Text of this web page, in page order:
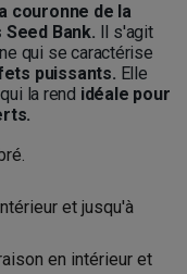
couronne de la
Bank. Il s'agit
qui se caractérise
puissants. Elle
la rend idéale pour
et jusqu'à
en intérieur et